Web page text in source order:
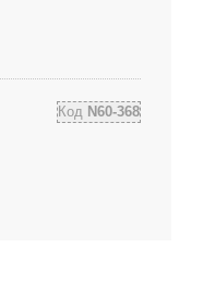
Код N60-368